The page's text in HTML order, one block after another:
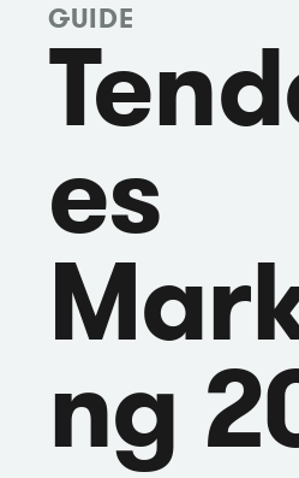
GUIDE
es
ng